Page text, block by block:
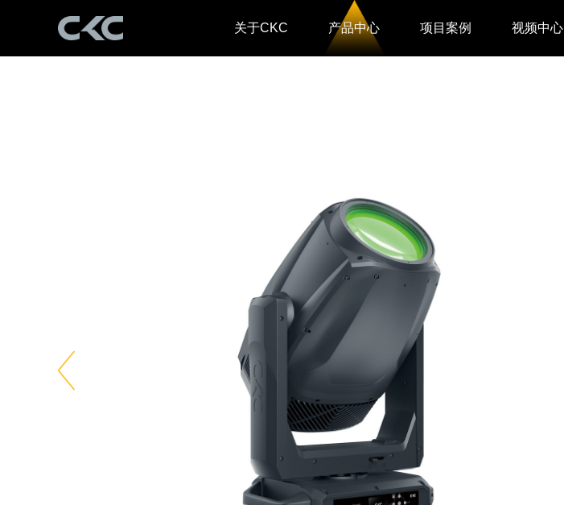
关于CKC 产品中心 项目案例 视频中心